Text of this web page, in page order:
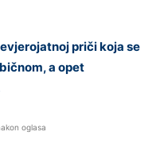
priči koja se
a opet
oglasa